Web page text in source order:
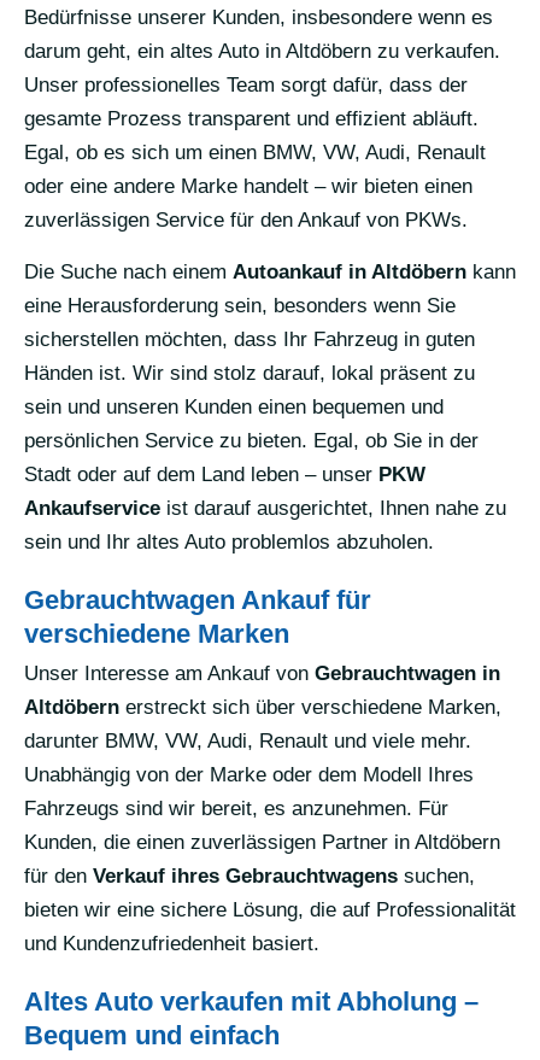
Bedürfnisse unserer Kunden, insbesondere wenn es
darum geht, ein altes Auto in Altdöbern zu verkaufen.
Unser professionelles Team sorgt dafür, dass der
gesamte Prozess transparent und effizient abläuft.
Egal, ob es sich um einen BMW, VW, Audi, Renault
oder eine andere Marke handelt – wir bieten einen
zuverlässigen Service für den Ankauf von PKWs.
Die Suche nach einem Autoankauf in Altdöbern kann
eine Herausforderung sein, besonders wenn Sie
sicherstellen möchten, dass Ihr Fahrzeug in guten
Händen ist. Wir sind stolz darauf, lokal präsent zu
sein und unseren Kunden einen bequemen und
persönlichen Service zu bieten. Egal, ob Sie in der
Stadt oder auf dem Land leben – unser PKW
Ankaufservice ist darauf ausgerichtet, Ihnen nahe zu
sein und Ihr altes Auto problemlos abzuholen.
Gebrauchtwagen Ankauf für
verschiedene Marken
Unser Interesse am Ankauf von Gebrauchtwagen in
Altdöbern erstreckt sich über verschiedene Marken,
darunter BMW, VW, Audi, Renault und viele mehr.
Unabhängig von der Marke oder dem Modell Ihres
Fahrzeugs sind wir bereit, es anzunehmen. Für
Kunden, die einen zuverlässigen Partner in Altdöbern
für den Verkauf ihres Gebrauchtwagens suchen,
bieten wir eine sichere Lösung, die auf Professionalität
und Kundenzufriedenheit basiert.
Altes Auto verkaufen mit Abholung –
Bequem und einfach